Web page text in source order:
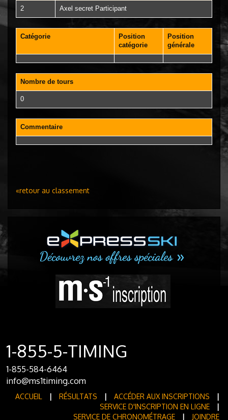
2 Axel secret Participant
Catégorie
Position
catégorie
Position
générale
Nombre de tours
0
Commentaire
«retour au classement
1-855-5-TIMING
1-855-584-6464
info@ms1timing.com
ACCUEIL | RÉSULTATS | ACCÉDER AUX INSCRIPTIONS
|
SERVICE D'INSCRIPTION EN LIGNE
|
SERVICE DE CHRONOMÉTRAGE
| JOINDRE